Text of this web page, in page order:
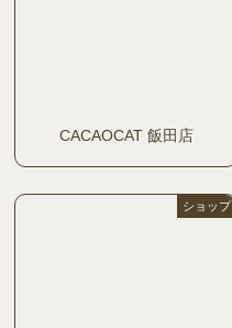
CACAOCAT 飯田店
ショップ